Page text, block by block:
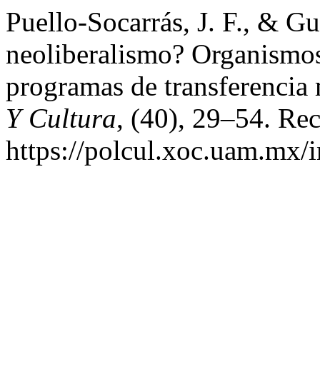
Puello-Socarrás, J. F., &
neoliberalismo?
programas de
Y Cultura, (40), 29–54.
https://